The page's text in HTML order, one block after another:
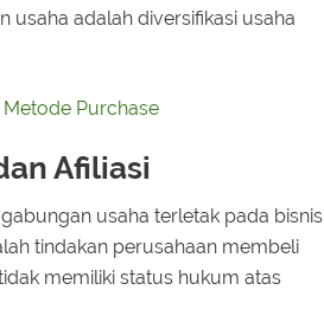
usaha adalah diversifikasi usaha
Purchase
Afiliasi
usaha terletak pada bisnis
tindakan perusahaan membeli
memiliki status hukum atas